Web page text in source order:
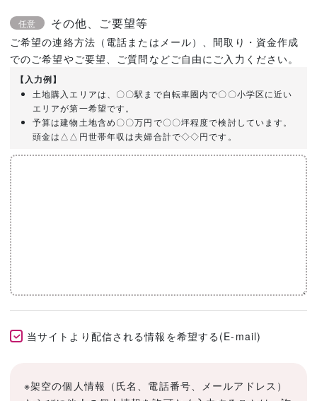
任意 その他、ご要望等
ご希望の連絡方法（電話またはメール）、間取り・資金作成
でのご希望やご要望、ご質問などご自由にご入力ください。
【入力例】
土地購入エリアは、〇〇駅まで自転車圏内で〇〇小学区に近い
エリアが第一希望です。
予算は建物土地含め〇〇万円で〇〇坪程度で検討しています。
頭金は△△円世帯年収は夫婦合計で◇◇円です。
当サイトより配信される情報を希望する(E-mail)
※架空の個人情報（氏名、電話番号、メールアドレス）